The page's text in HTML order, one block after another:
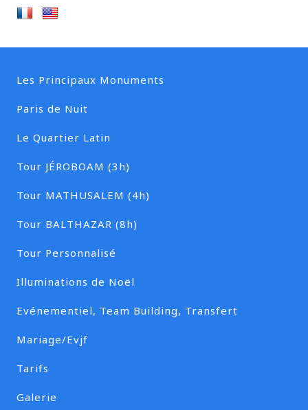
Les Principaux Monuments
Paris de Nuit
Le Quartier Latin
Tour JÉROBOAM (3h)
Tour MATHUSALEM (4h)
Tour BALTHAZAR (8h)
Tour Personnalisé
Illuminations de Noël
Evénementiel, Team Building, Transfert
Mariage/Evjf
Tarifs
Galerie